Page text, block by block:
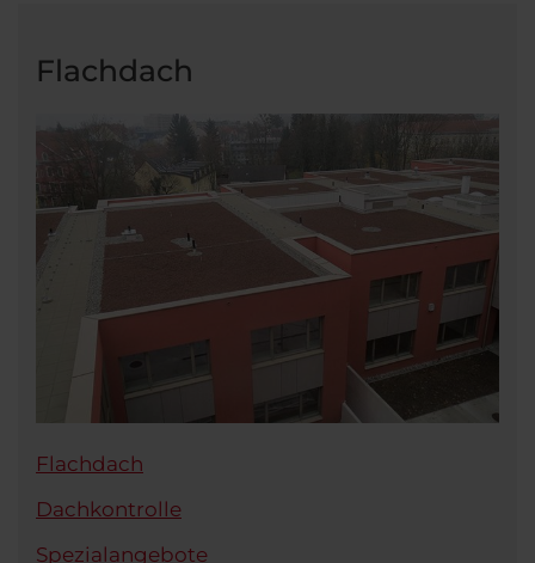
Flachdach
Flachdach
Dachkontrolle
Spezialangebote